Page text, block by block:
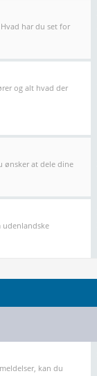
har du set for
og alt hvad der
ønsker at dele dine
udenlandske
kan du